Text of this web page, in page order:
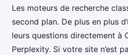
Les moteurs de recherche
second plan. De plus en plus
leurs questions directement à
Perplexity. Si votre site n’est